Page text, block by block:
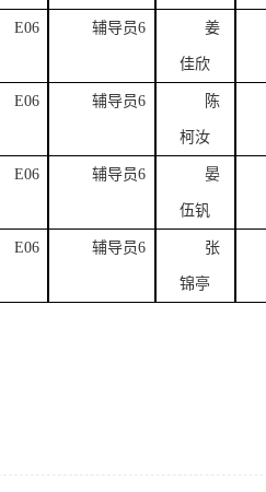
E06 辅导员6 姜
佳欣
E06 辅导员6 陈
柯汝
E06 辅导员6 晏
伍钒
E06 辅导员6 张
锦亭